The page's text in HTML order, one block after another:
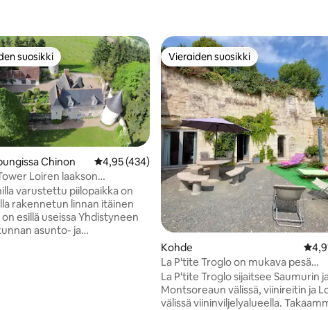
suosikkien parhaimmistoa
suosikki
Chinon Keskimääräinen arvio 4,95/5, 434 arvostelua
4,95 (434)
Loiren laakson
varustettu piilopaikka on
rakennetun linnan itäinen
esillä useissa Yhdistyneen
asunto- ja
Vieraiden suosikki
Vieraiden suosikki
Kohde
La P'tite Troglo on mukava pesä
kukkulalla
La P'tite Troglo sijaitsee Saumurin
Montsoreaun välissä, viinireitin ja
välissä viininviljelyalueella.